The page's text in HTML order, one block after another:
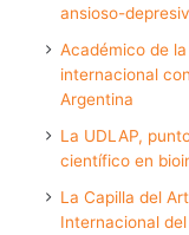
ansioso-
Académico de
internacional
Argentina
La UDLAP,
científico en
La Capilla del
Internacional